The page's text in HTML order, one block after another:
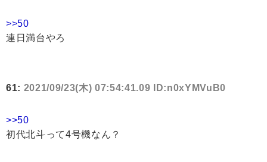
>>50
連日満台やろ
61: 2021/09/23(木) 07:54:41.09 ID:n0xYMVuB0
>>50
初代北斗って4号機なん？